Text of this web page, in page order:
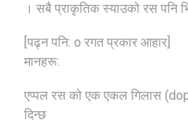
। सबै प्राकृतिक स्याउको रस पनि
[पढ्न पनि: o रगत प्रकार आहार]
मानहरू:
एप्पल रस को एक एकल गिलास
दिन्छ